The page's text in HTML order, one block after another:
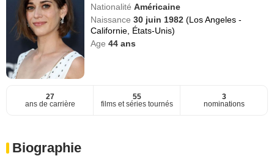
NationalitéAméricaine
Naissance30 juin 1982(Los Angeles -
Californie, États-Unis)
Age44 ans
27
ans de carrière
55
films et séries tournés
3
nominations
Biographie